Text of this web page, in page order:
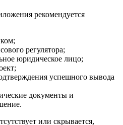
рекомендуется
регулятора;
юридическое лицо;
успешного вывода
документы и
или скрывается,